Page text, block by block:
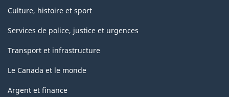
Culture, histoire et sport
Services de police, justice et urgences
Transport et infrastructure
Le Canada et le monde
Argent et finance